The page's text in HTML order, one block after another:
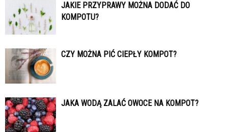
JAKIE PRZYPRAWY MOŻNA DODAĆ DO
KOMPOTU?
CZY MOŻNA PIĆ CIEPŁY KOMPOT?
JAKA WODĄ ZALAĆ OWOCE NA KOMPOT?